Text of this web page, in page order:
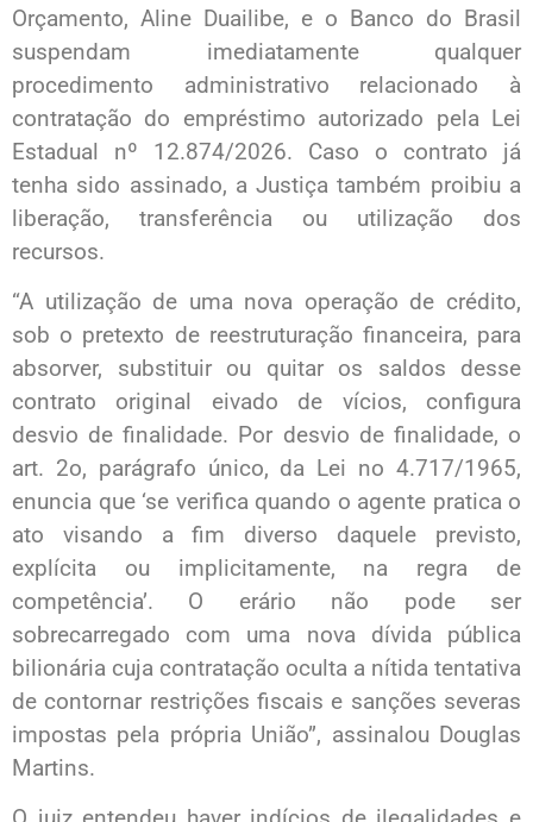
Orçamento, Aline Duailibe, e o Banco do Brasil
suspendam imediatamente qualquer
procedimento administrativo relacionado à
contratação do empréstimo autorizado pela Lei
Estadual nº 12.874/2026. Caso o contrato já
tenha sido assinado, a Justiça também proibiu a
liberação, transferência ou utilização dos
recursos.
“A utilização de uma nova operação de crédito,
sob o pretexto de reestruturação financeira, para
absorver, substituir ou quitar os saldos desse
contrato original eivado de vícios, configura
desvio de finalidade. Por desvio de finalidade, o
art. 2o, parágrafo único, da Lei no 4.717/1965,
enuncia que ‘se verifica quando o agente pratica o
ato visando a fim diverso daquele previsto,
explícita ou implicitamente, na regra de
competência’. O erário não pode ser
sobrecarregado com uma nova dívida pública
bilionária cuja contratação oculta a nítida tentativa
de contornar restrições fiscais e sanções severas
impostas pela própria União”, assinalou Douglas
Martins.